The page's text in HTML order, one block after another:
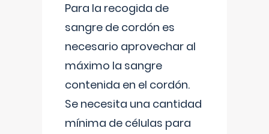
Para la recogida de
sangre de cordón es
necesario aprovechar al
máximo la sangre
contenida en el cordón.
Se necesita una cantidad
mínima de células para